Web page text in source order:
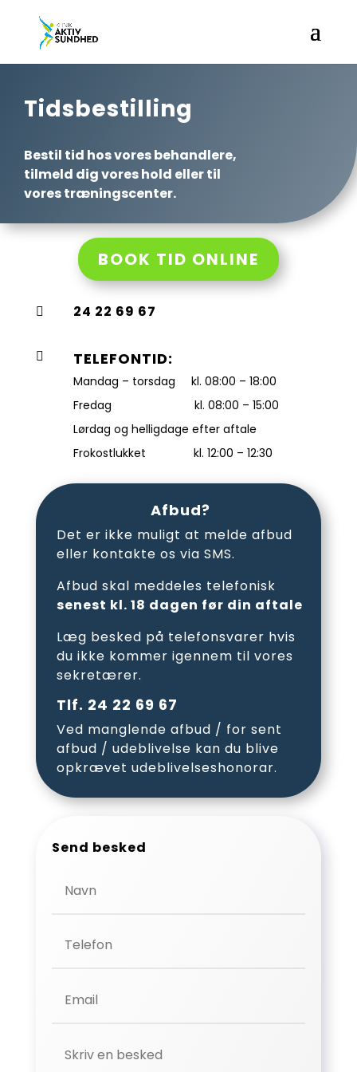
Tidsbestilling
Bestil tid hos vores behandlere,
tilmeld dig vores hold eller til
vores træningscenter.
BOOK TID ONLINE
 24 22 69 67
 TELEFONTID:
Mandag – torsdag kl. 08:00 – 18:00
Fredag kl. 08:00 – 15:00
Lørdag og helligdage efter aftale
Frokostlukket kl. 12:00 – 12:30
Afbud?
Det er ikke muligt at melde afbud
eller kontakte os via SMS.
Afbud skal meddeles telefonisk
senest kl. 18 dagen før din aftale
Læg besked på telefonsvarer hvis
du ikke kommer igennem til vores
sekretærer.
Tlf. 24 22 69 67
Ved manglende afbud / for sent
afbud / udeblivelse kan du blive
opkrævet udeblivelseshonorar.
Send besked